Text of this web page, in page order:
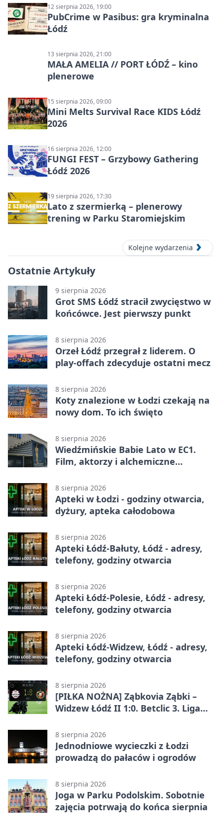
12 sierpnia 2026, 19:00
PubCrime w Pasibus: gra kryminalna
Łódź
13 sierpnia 2026, 21:00
MAŁA AMELIA // PORT ŁÓDŹ – kino
plenerowe
15 sierpnia 2026, 09:00
Mini Melts Survival Race KIDS Łódź
2026
16 sierpnia 2026, 12:00
FUNGI FEST – Grzybowy Gathering
Łódź 2026
19 sierpnia 2026, 17:30
Lato z szermierką – plenerowy
trening w Parku Staromiejskim
Kolejne wydarzenia
Ostatnie Artykuły
9 sierpnia 2026
Grot SMS Łódź stracił zwycięstwo w
końcówce. Jest pierwszy punkt
8 sierpnia 2026
Orzeł Łódź przegrał z liderem. O
play-offach zdecyduje ostatni mecz
8 sierpnia 2026
Koty znalezione w Łodzi czekają na
nowy dom. To ich święto
8 sierpnia 2026
Wiedźmińskie Babie Lato w EC1.
Film, aktorzy i alchemiczne
8 sierpnia 2026
Apteki w Łodzi - godziny otwarcia,
dyżury, apteka całodobowa
8 sierpnia 2026
Apteki Łódź-Bałuty, Łódź - adresy,
telefony, godziny otwarcia
8 sierpnia 2026
Apteki Łódź-Polesie, Łódź - adresy,
telefony, godziny otwarcia
8 sierpnia 2026
Apteki Łódź-Widzew, Łódź - adresy,
telefony, godziny otwarcia
8 sierpnia 2026
[PIŁKA NOŻNA] Ząbkovia Ząbki –
Widzew Łódź II 1:0. Betclic 3. Liga
rozstrzygnięciem po przerwie
8 sierpnia 2026
Jednodniowe wycieczki z Łodzi
prowadzą do pałaców i ogrodów
8 sierpnia 2026
Joga w Parku Podolskim. Sobotnie
zajęcia potrwają do końca sierpnia